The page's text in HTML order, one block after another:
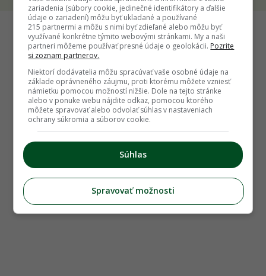
zariadenia (súbory cookie, jedinečné identifikátory a ďalšie
údaje o zariadení) môžu byť ukladané a používané
215 partnermi a môžu s nimi byť zdieľané alebo môžu byť
využívané konkrétne týmito webovými stránkami. My a naši
partneri môžeme používať presné údaje o geolokácii. Pozrite
si zoznam partnerov.
Niektorí dodávatelia môžu spracúvať vaše osobné údaje na
základe oprávneného záujmu, proti ktorému môžete vzniesť
námietku pomocou možností nižšie. Dole na tejto stránke
alebo v ponuke webu nájdite odkaz, pomocou ktorého
môžete spravovať alebo odvolať súhlas v nastaveniach
ochrany súkromia a súborov cookie.
Súhlas
Spravovať možnosti